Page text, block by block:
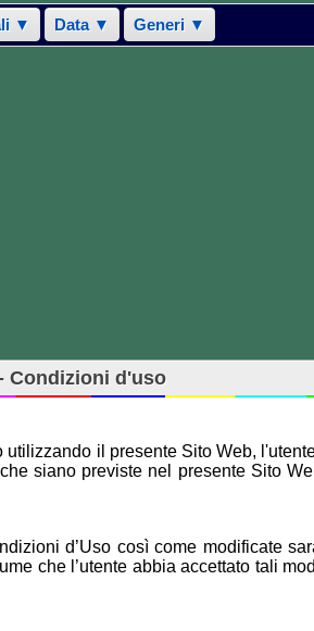
▼ Data ▼ Generi ▼
Condizioni d'uso
il presente Sito Web,
siano previste nel presente Sito
d’Uso così come modificate
che l’utente abbia accettato tali